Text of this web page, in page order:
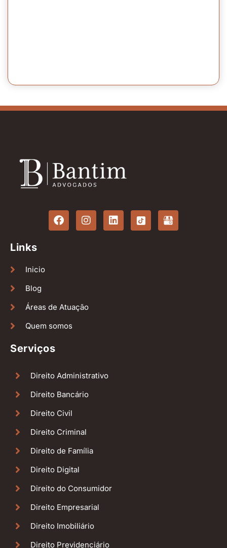
Links
Inicio
Blog
Áreas de Atuação
Quem somos
Serviços
Direito Administrativo
Direito Bancário
Direito Civil
Direito Criminal
Direito de Família
Direito Digital
Direito do Consumidor
Direito Empresarial
Direito Imobiliário
Direito Previdenciário